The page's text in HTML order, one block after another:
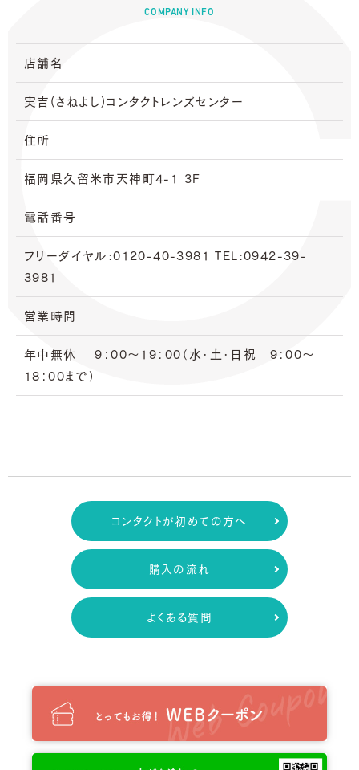
COMPANY INFO
店舗名
実吉(さねよし)コンタクトレンズセンター
住所
福岡県久留米市天神町4-1 3F
電話番号
フリーダイヤル:0120-40-3981 TEL:0942-39-
3981
営業時間
年中無休 9：00～19：00（水・土・日祝 9：00～
18：00まで）
コンタクトが初めての方へ
購入の流れ
よくある質問